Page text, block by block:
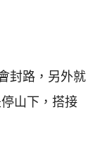
封路，另外就
山下，搭接